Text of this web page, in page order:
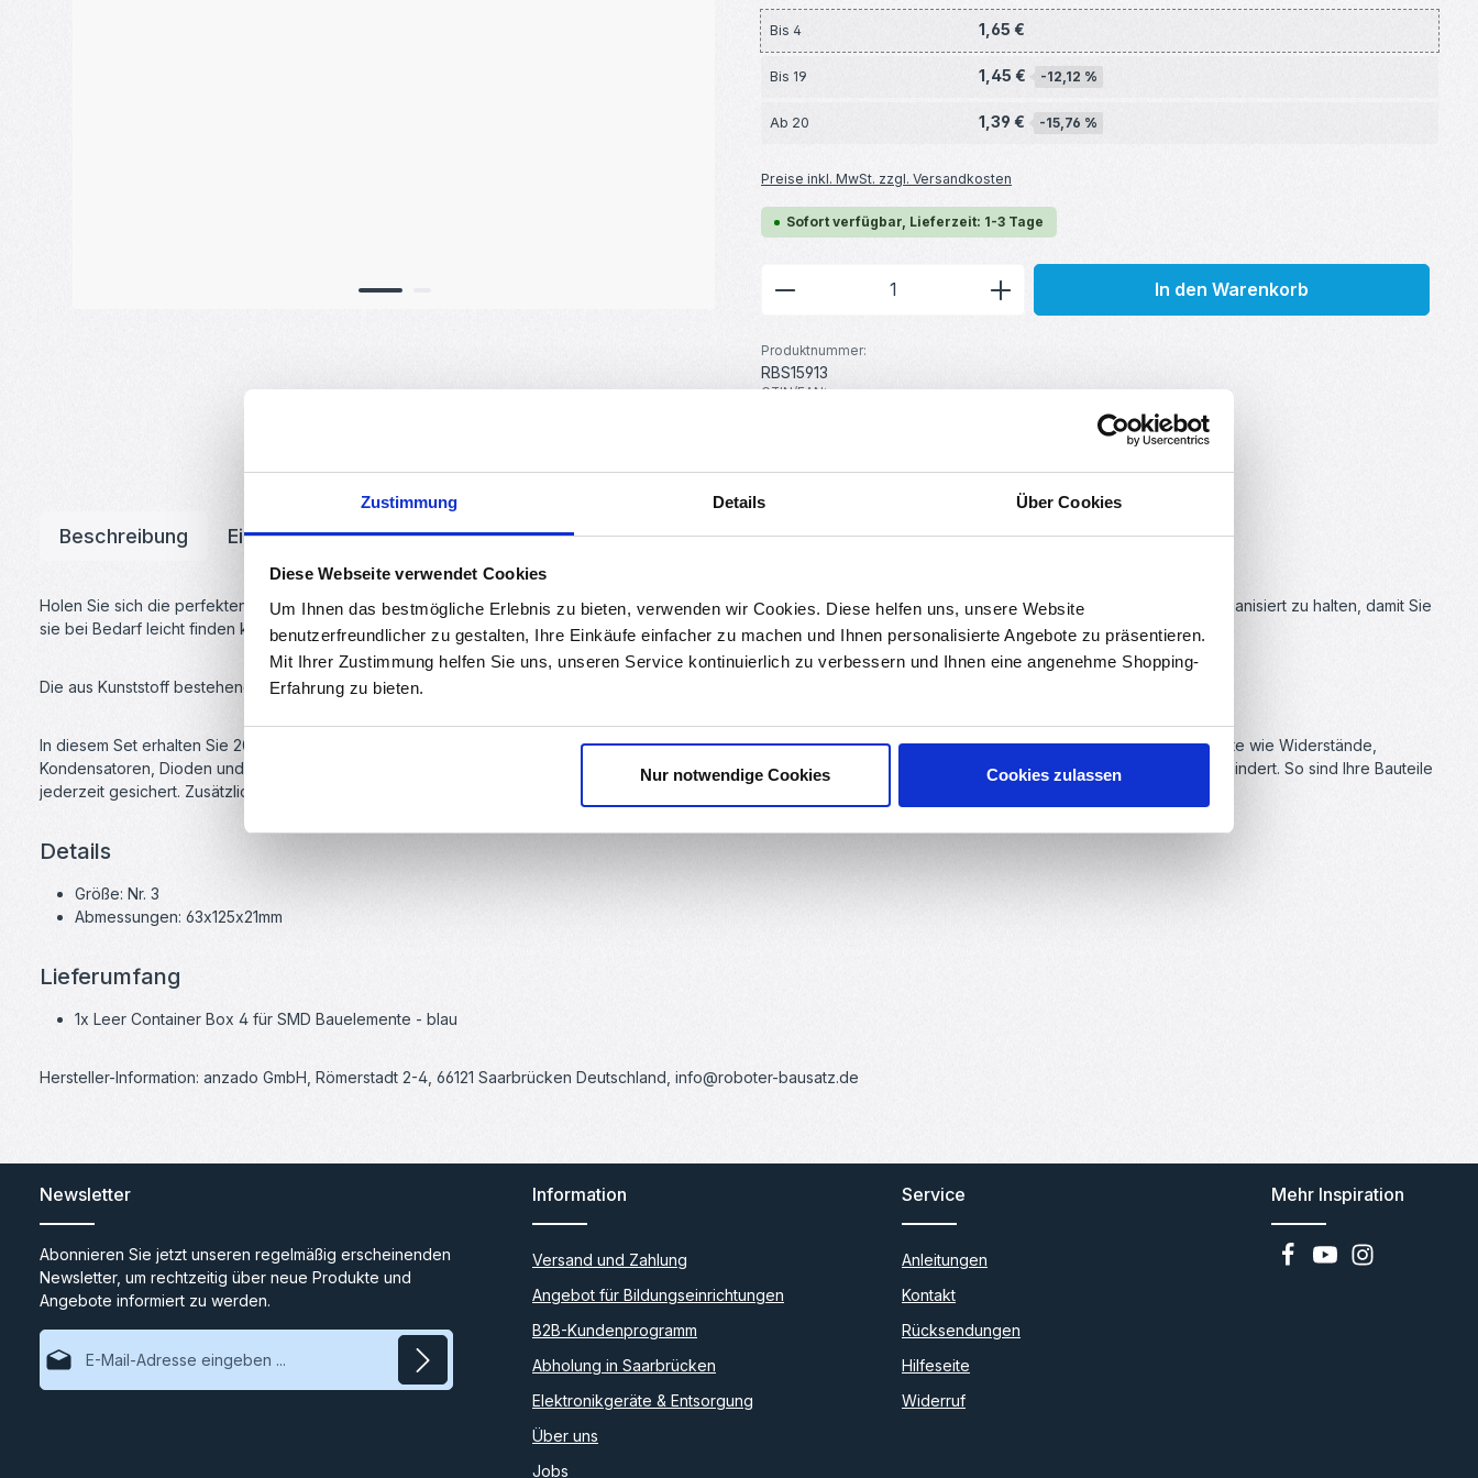
Zustimmung Details Über Cookies
Diese Webseite verwendet Cookies
Um Ihnen das bestmögliche Erlebnis zu bieten, verwenden wir Cookies. Diese helfen uns, unsere Website
benutzerfreundlicher zu gestalten, Ihre Einkäufe einfacher zu machen und Ihnen personalisierte Angebote zu präsentieren.
Mit Ihrer Zustimmung helfen Sie uns, unseren Service kontinuierlich zu verbessern und Ihnen eine angenehme Shopping-
Erfahrung zu bieten.
Nur notwendige Cookies Cookies zulassen
Bis 4 1,65 €
Bis 19 1,45 € -12,12 %
Ab 20 1,39 € -15,76 %
Preise inkl. MwSt. zzgl. Versandkosten
Sofort verfügbar, Lieferzeit: 1-3 Tage
Produkt Anzahl: Gib den gewünschten Wert ein oder
In den Warenkorb
Produktnummer:
RBS15913
GTIN/EAN:
Beschreibung Eigenschaften Downloads Bewertungen
Holen Sie sich die perfekten Aufbewahrungsboxen für Ihre SMD-Bauelemente! Diese hochwertigen Boxen bieten Ihnen die Möglichkeit, Ihre Bauteile sicher und organisiert zu halten, damit Sie
sie bei Bedarf leicht finden können. Diese Container Boxen sind ein Must-Have für jeden Bastler!
Die aus Kunststoff bestehenden Boxen bieten eine lange Lebensdauer und sind gleichzeitig leicht und einfach zu transportieren.
In diesem Set erhalten Sie 20 Container, welche jeweils einzeln entnommen werden können. Jeder Container bietet ausreichend Platz für mehrere SMD-Bauelemente wie Widerstände,
Kondensatoren, Dioden und vieles mehr. Die Deckel der Container verfügen über einen zuverlässigen Verschlussmechanismus, der ein versehentliches Öffnen verhindert. So sind Ihre Bauteile
jederzeit gesichert. Zusätzlich ermöglichen die transparenten Deckel eine mühelose Identifizierung der Bauteile, ohne dass Sie die Box öffnen müssen.
Details
Größe: Nr. 3
Abmessungen: 63x125x21mm
Lieferumfang
1x Leer Container Box 4 für SMD Bauelemente - blau
Hersteller-Information: anzado GmbH, Römerstadt 2-4, 66121 Saarbrücken Deutschland, info@roboter-bausatz.de
Newsletter
Abonnieren Sie jetzt unseren regelmäßig erscheinenden
Newsletter, um rechtzeitig über neue Produkte und
Angebote informiert zu werden.
E-Mail-Adresse*
Information
Versand und Zahlung
Angebot für Bildungseinrichtungen
B2B-Kundenprogramm
Abholung in Saarbrücken
Elektronikgeräte & Entsorgung
Über uns
Jobs
Service
Anleitungen
Kontakt
Rücksendungen
Hilfeseite
Widerruf
Mehr Inspiration